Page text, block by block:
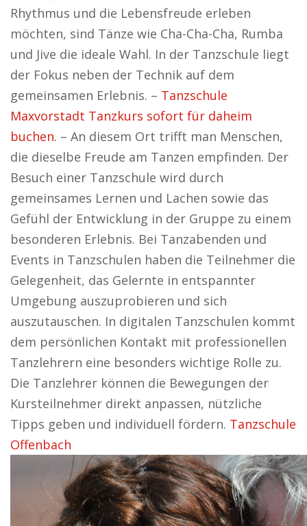
Rhythmus und die Lebensfreude erleben
möchten, sind Tänze wie Cha-Cha-Cha, Rumba
und Jive die ideale Wahl. In der Tanzschule liegt
der Fokus neben der Technik auf dem
gemeinsamen Erlebnis. – Tanzschule
Maxvorstadt Tanzkurs sofort für daheim
buchen. – An diesem Ort trifft man Menschen,
die dieselbe Freude am Tanzen empfinden. Der
Besuch einer Tanzschule wird durch
gemeinsames Lernen und Lachen sowie das
Gefühl der Entwicklung in der Gruppe zu einem
besonderen Erlebnis. Bei Tanzabenden und
Events in Tanzschulen haben die Teilnehmer die
Gelegenheit, das Gelernte in entspannter
Umgebung auszuprobieren und sich
auszutauschen. In digitalen Tanzschulen kommt
dem persönlichen Kontakt mit professionellen
Tanzlehrern eine besonders wichtige Rolle zu.
Die Tanzlehrer können die Bewegungen der
Kursteilnehmer direkt anpassen, nützliche
Tipps geben und individuell fördern. Tanzschule
Offenbach